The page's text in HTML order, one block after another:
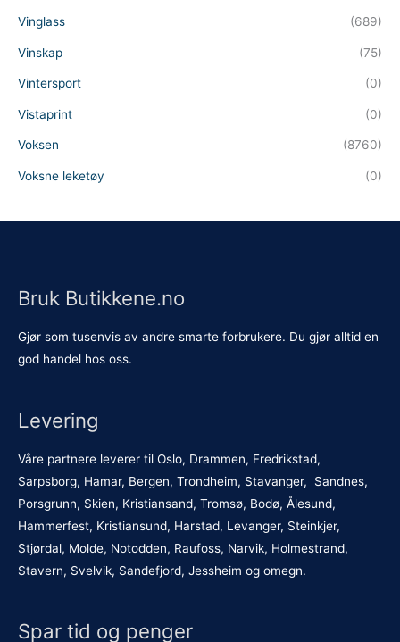
Vinglass (689)
Vinskap (75)
Vintersport (0)
Vistaprint (0)
Voksen (8760)
Voksne leketøy (0)
Bruk Butikkene.no
Gjør som tusenvis av andre smarte forbrukere. Du gjør alltid en
god handel hos oss.
Levering
Våre partnere leverer til Oslo, Drammen, Fredrikstad,
Sarpsborg, Hamar, Bergen, Trondheim, Stavanger, Sandnes,
Porsgrunn, Skien, Kristiansand, Tromsø, Bodø, Ålesund,
Hammerfest, Kristiansund, Harstad, Levanger, Steinkjer,
Stjørdal, Molde, Notodden, Raufoss, Narvik, Holmestrand,
Stavern, Svelvik, Sandefjord, Jessheim og omegn.
Spar tid og penger